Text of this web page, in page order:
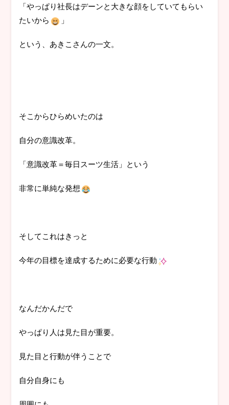
「やっぱり社長はデーンと大きな顔をしていてもらい
たいから
」
という、あきこさんの一文。
そこからひらめいたのは
自分の意識改革。
「意識改革＝毎日スーツ生活」という
非常に単純な発想
そしてこれはきっと
今年の目標を達成するために必要な行動
なんだかんだで
やっぱり人は見た目が重要。
見た目と行動が伴うことで
自分自身にも